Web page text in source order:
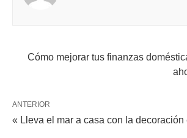
Cómo mejorar tus finanzas
ANTERIOR
« Lleva el mar a casa con la